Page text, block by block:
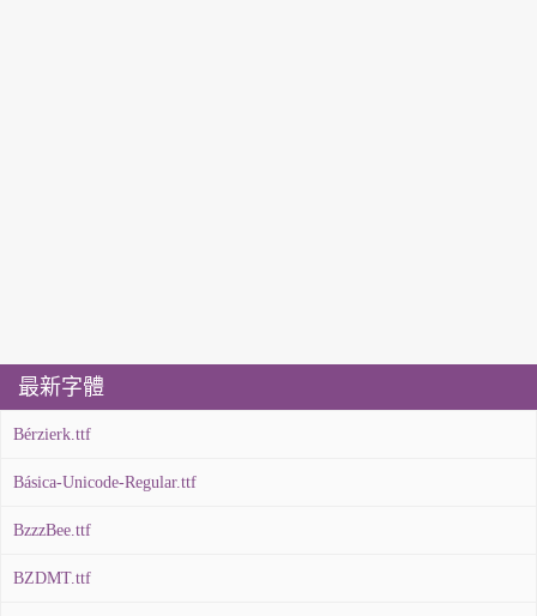
最新字體
Bérzierk.ttf
Básica-Unicode-Regular.ttf
BzzzBee.ttf
BZDMT.ttf